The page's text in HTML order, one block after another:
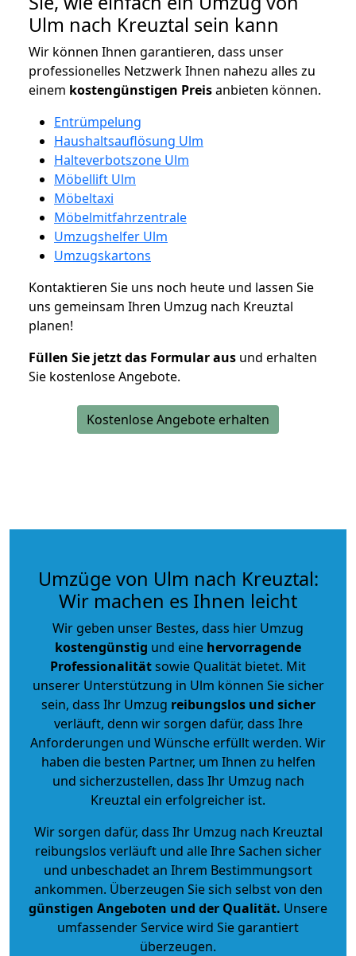
Ulm nach Kreuztal sein kann
Wir können Ihnen garantieren, dass unser
professionelles Netzwerk Ihnen nahezu alles zu
einem kostengünstigen Preisanbieten können.
Entrümpelung
Haushaltsauflösung Ulm
Halteverbotszone Ulm
Möbellift Ulm
Möbeltaxi
Möbelmitfahrzentrale
Umzugshelfer Ulm
Umzugskartons
Kontaktieren Sie uns noch heute und lassen Sie
uns gemeinsam Ihren Umzug nach Kreuztal
planen!
Füllen Sie jetzt das Formular aus und erhalten
Sie kostenlose Angebote.
Kostenlose Angebote erhalten
Umzüge von Ulm nach Kreuztal:
Wir machen es Ihnen leicht
Wir geben unser Bestes, dass hier Umzug
kostengünstig und eine hervorragende
Professionalitätsowie Qualität bietet. Mit
unserer Unterstützung in Ulm können Sie sicher
sein, dass Ihr Umzug reibungslos und sicher
verläuft, denn wir sorgen dafür, dass Ihre
Anforderungen und Wünsche erfüllt werden. Wir
haben die besten Partner, um Ihnen zu helfen
und sicherzustellen, dass Ihr Umzug nach
Kreuztal ein erfolgreicher ist.
Wir sorgen dafür, dass Ihr Umzug nach Kreuztal
reibungslos verläuft und alle Ihre Sachen sicher
und unbeschadet an Ihrem Bestimmungsort
ankommen. Überzeugen Sie sich selbst von den
günstigen Angeboten und der Qualität. Unsere
umfassender Service wird Sie garantiert
überzeugen.